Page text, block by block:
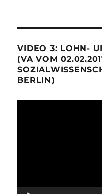
VIDEO 3: LOHN-
(VA VOM
BERLIN)